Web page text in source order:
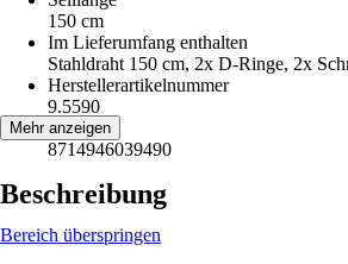
150 cm
Im Lieferumfang enthalten
Stahldraht 150 cm, 2x D-Ringe, 2x
Herstellerartikelnummer
9.5590
EAN
8714946039490
Mehr anzeigen
Beschreibung
Bereich überspringen